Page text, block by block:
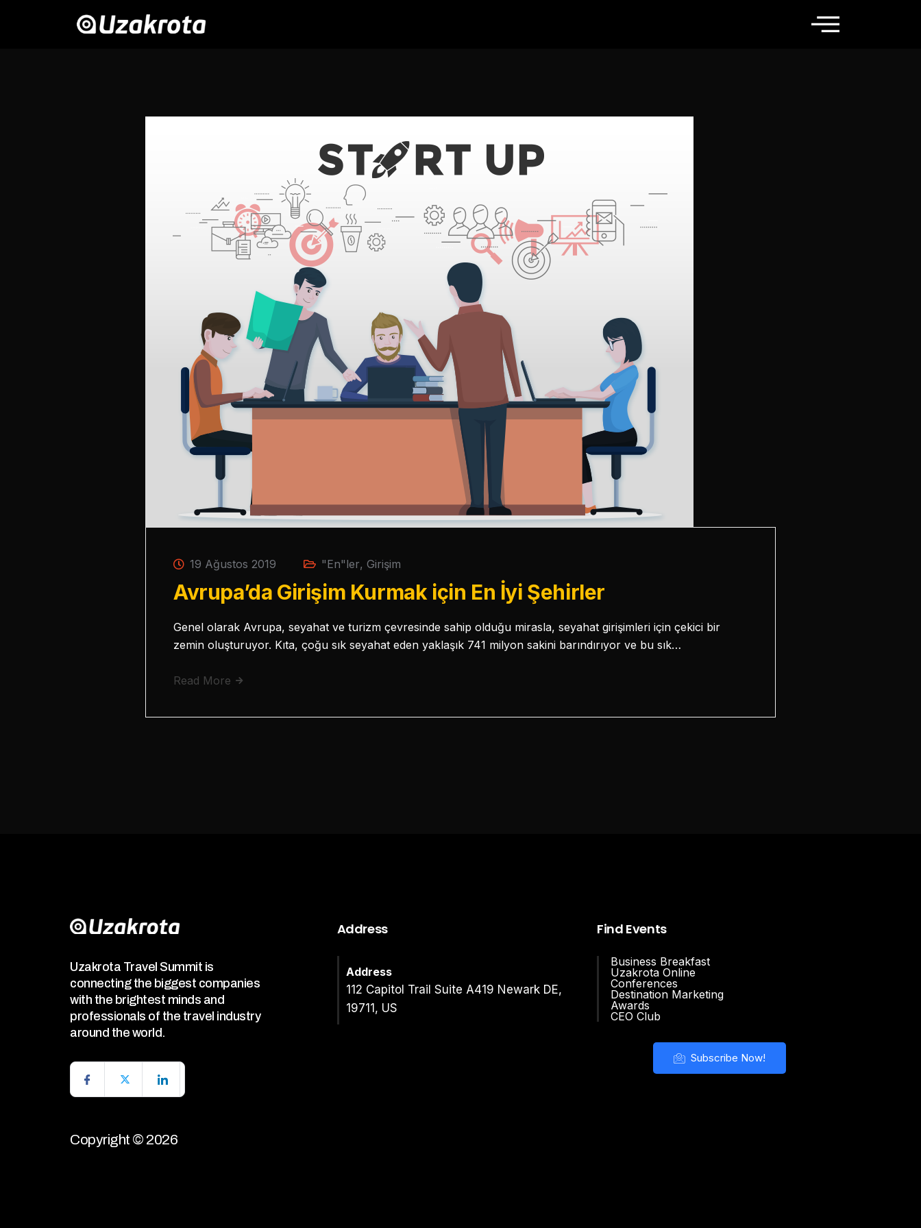
19 Ağustos 2019 "En"ler, Girişim
Avrupa’da Girişim Kurmak için En İyi Şehirler
Genel olarak Avrupa, seyahat ve turizm çevresinde sahip olduğu mirasla, seyahat girişimleri için çekici bir
zemin oluşturuyor. Kıta, çoğu sık seyahat eden yaklaşık 741 milyon sakini barındırıyor ve bu sık…
Read More
Uzakrota Travel Summit is
connecting the biggest companies
with the brightest minds and
professionals of the travel industry
around the world.
Copyright © 2026
Address
Address
112 Capitol Trail Suite A419 Newark DE,
19711, US
Find Events
Business Breakfast
Uzakrota Online
Conferences
Destination Marketing
Awards
CEO Club
Subscribe Now!